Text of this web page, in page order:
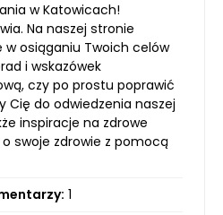
w Katowicach!
Na naszej stronie
osiąganiu Twoich celów
i wskazówek
czy po prostu poprawić
do odwiedzenia naszej
inspiracje na zdrowe
swoje zdrowie z pomocą
1